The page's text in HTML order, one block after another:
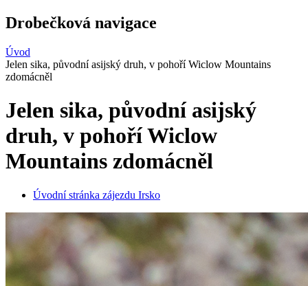
Drobečková navigace
Úvod
Jelen sika, původní asijský druh, v pohoří Wiclow Mountains
zdomácněl
Jelen sika, původní asijský
druh, v pohoří Wiclow
Mountains zdomácněl
Úvodní stránka zájezdu Irsko